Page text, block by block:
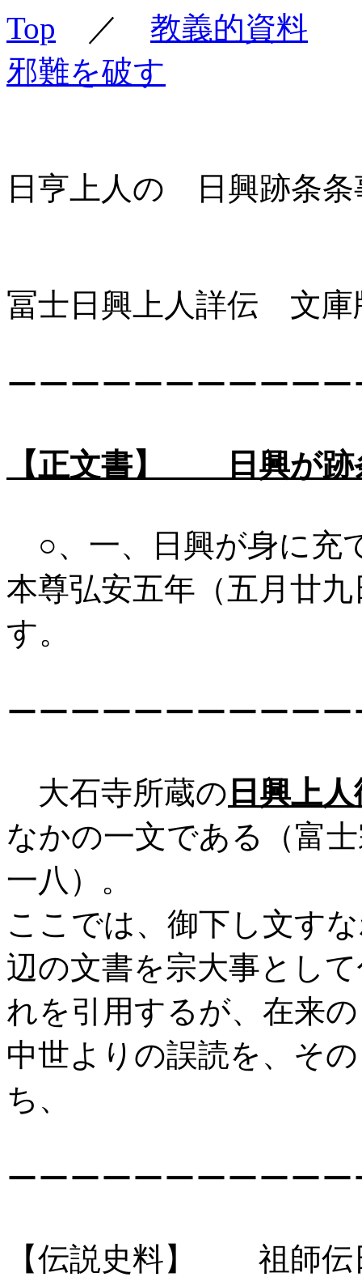
Top ／ 教義的資料
邪難を破す
日亨上人の 日興跡条
冨士日興上人詳伝 文
ーーーーーーーーーー
【正文書】 日興が跡
○、一、日興が身に充
本尊弘安五年（五月廿
す。
ーーーーーーーーーー
大石寺所蔵の 日興上
なかの一文である（富
一八）。
ここでは、御下し文す
辺の文書を宗大事とし
れを引用するが、在来
中世よりの誤読を、そ
ち、
ーーーーーーーーーー
【伝説史料】 祖師伝